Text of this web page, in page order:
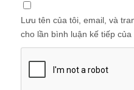
Lưu tên của tôi, email, và
cho lần bình luận kế tiếp của